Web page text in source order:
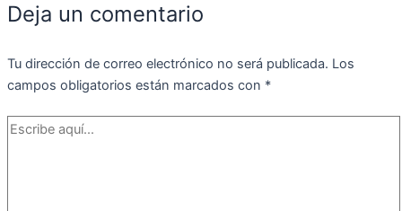
Deja un comentario
Tu dirección de correo electrónico no será publicada. Los
campos obligatorios están marcados con *
Escribe